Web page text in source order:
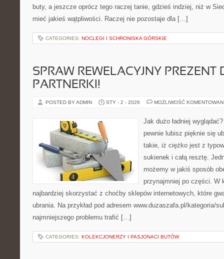
buty, a jeszcze oprócz tego raczej tanie, gdzieś indziej, niż w
mieć jakieś wątpliwości. Raczej nie pozostaje dla […]
CATEGORIES: NOCLEGI I SCHRONISKA GÓRSKIE
SPRAW REWELACYJNY PREZENT
PARTNERKI!
POSTED BY ADMIN STY - 2 - 2026 MOŻLIWOŚĆ
Jak dużo ładniej
pewnie lubisz pięknie się
takie, iż ciężko jest z
sukienek i całą resztę.
możemy w jakiś sposób
przynajmniej po części. W
najbardziej skorzystać z choćby sklepów internetowych, które
ubrania. Na przykład pod adresem www.duzaszafa.pl/kategoria/
najmniejszego problemu trafić […]
CATEGORIES: KOLEKCJONERZY I PASJONACI BUTÓW